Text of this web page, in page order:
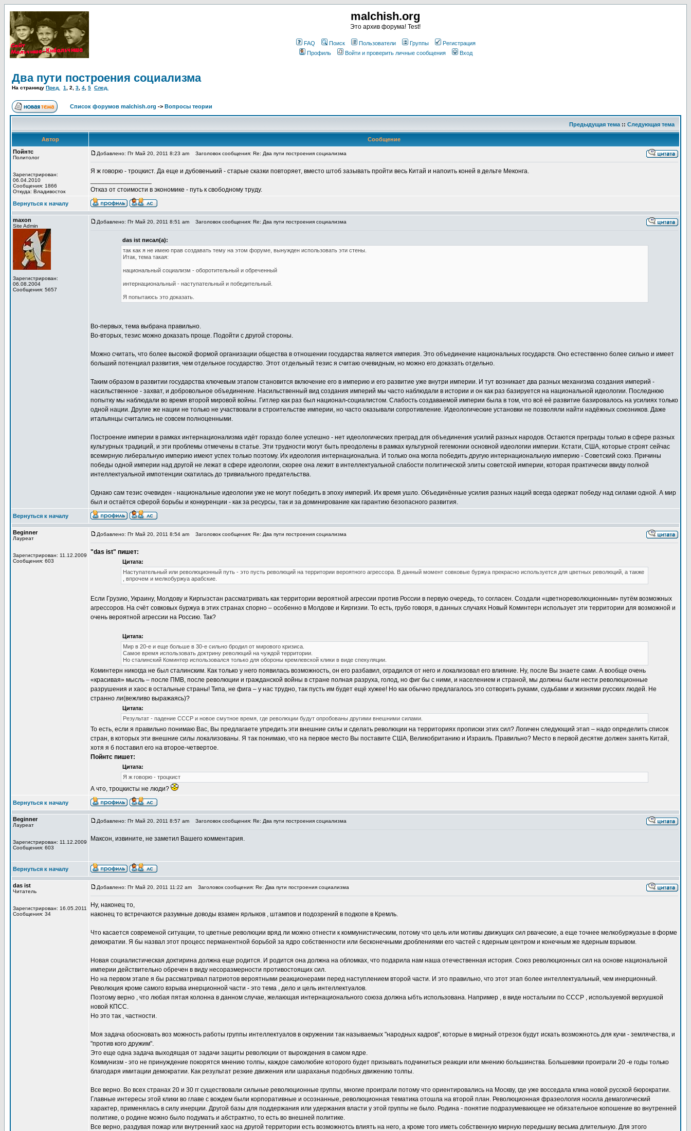
malchish.org
Это архив форума! Test!
FAQ Поиск Пользователи Группы
Регистрация
Профиль
Войти и проверить личные сообщения Вход
Два пути построения социализма
На страницу Пред. 1 2 3 4 5 След.
Список форумов malchish.org -> Вопросы теории
Предыдущая тема :: Следующая тема
Автор
Сообщение
Пойнтс
Политолог
Зарегистрирован:
06.04.2010
Сообщения: 1866
Откуда: Владивосток
Добавлено: Пт Май 20, 2011 8:23 am Заголовок сообщения: Re: Два пути построения социализма
Я ж говорю - троцкист. Да еще и дубовенький - старые сказки повторяет, вместо штоб зазывать пройти весь Китай и напоить коней в дельте Меконга.
Отказ от стоимости в экономике - путь к свободному труду.
Вернуться к началу
maxon
Site Admin
Зарегистрирован:
06.08.2004
Сообщения: 5657
Добавлено: Пт Май 20, 2011 8:51 am Заголовок сообщения: Re: Два пути построения социализма
das ist писал(а):
так как я не имею прав создавать тему на этом форуме, вынужден использовать эти стены.
Итак, тема такая:
национальный социализм - оборотительный и обреченный
интернациональный - наступательный и победительный.
Я попытаюсь это доказать.
Во-первых, тема выбрана правильно.
Во-вторых, тезис можно доказать проще. Подойти с другой стороны.
Можно считать, что более высокой формой организации общества в отношении государства является империя. Это объединение национальных государств. Оно естественно более сильно и имеет
больший потенциал развития, чем отдельное государство. Этот отдельный тезис я считаю очевидным, но можно его доказать отдельно.
Таким образом в развитии государства ключевым этапом становится включение его в империю и его развитие уже внутри империи. И тут возникает два разных механизма создания империй -
насильственное - захват, и добровольное объединение. Насильственный вид создания империй мы часто наблюдали в истории и он как раз базируется на национальной идеологии. Последнюю
попытку мы наблюдали во время второй мировой войны. Гитлер как раз был национал-социалистом. Слабость создаваемой империи была в том, что всё её развитие базировалось на усилиях только
одной нации. Другие же нации не только не участвовали в строительстве империи, но часто оказывали сопротивление. Идеологические установки не позволяли найти надёжных союзников. Даже
итальянцы считались не совсем полноценными.
Построение империи в рамках интернационализма идёт гораздо более успешно - нет идеологических преград для объединения усилий разных народов. Остаются преграды только в сфере разных
культурных традиций, и эти проблемы отмечены в статье. Эти трудности могут быть преодолены в рамках культурной гегемонии основной идеологии империи. Кстати, США, которые строят сейчас
всемирную либеральную империю имеют успех только поэтому. Их идеология интернациональна. И только она могла победить другую интернациональную империю - Советский союз. Причины
победы одной империи над другой не лежат в сфере идеологии, скорее она лежит в интеллектуальной слабости политической элиты советской империи, которая практически ввиду полной
интеллектуальной импотенции скатилась до тривиального предательства.
Однако сам тезис очевиден - национальные идеологии уже не могут победить в эпоху империй. Их время ушло. Объединённые усилия разных наций всегда одержат победу над силами одной. А мир
был и остаётся сферой борьбы и конкуренции - как за ресурсы, так и за доминирование как гарантию безопасного развития.
Вернуться к началу
Beginner
Лауреат
Зарегистрирован: 11.12.2009
Сообщения: 603
Добавлено: Пт Май 20, 2011 8:54 am Заголовок сообщения: Re: Два пути построения социализма
"das ist" пишет:
Цитата:
Наступательный или революционный путь - это пусть революций на территории вероятного агрессора. В данный момент совковые буржуа прекрасно используется для цветных революций, а также
, впрочем и мелкобуржуа арабские.
Если Грузию, Украину, Молдову и Киргызстан рассматривать как территории вероятной агрессии против России в первую очередь, то согласен. Создали «цветнореволюционным» путём возможных
агрессоров. На счёт совковых буржуа в этих странах спорно – особенно в Молдове и Киргизии. То есть, грубо говоря, в данных случаях Новый Коминтерн использует эти территории для возможной и
очень вероятной агрессии на Россию. Так?
Цитата:
Мир в 20-е и еще больше в 30-е сильно бродил от мирового кризиса.
Самое время использовать доктрину революций на чуждой территории.
Но сталинский Коминтер использовался только для обороны кремлевской клики в виде спекуляции.
Коминтерн никогда не был сталинским. Как только у него появилась возможность, он его разбавил, оградился от него и локализовал его влияние. Ну, после Вы знаете сами. А вообще очень
«красивая» мысль – после ПМВ, после революции и гражданской войны в стране полная разруха, голод, но фиг бы с ними, и населением и страной, мы должны были нести революционные
разрушения и хаос в остальные страны! Типа, не фига – у нас трудно, так пусть им будет ещё хужее! Но как обычно предлагалось это сотворить руками, судьбами и жизнями русских людей. Не
странно ли(вежливо выражаясь)?
Цитата:
Результат - падение СССР и новое смутное время, где революции будут опробованы другими внешними силами.
То есть, если я правильно понимаю Вас, Вы предлагаете упредить эти внешние силы и сделать революции на территориях прописки этих сил? Логичен следующий этап – надо определить список
стран, в которых эти внешние силы локализованы. Я так понимаю, что на первое место Вы поставите США, Великобританию и Израиль. Правильно? Место в первой десятке должен занять Китай,
хотя я б поставил его на второе-четвертое.
Пойнтс пишет:
Цитата:
Я ж говорю - троцкист
А что, троцкисты не люди?
Вернуться к началу
Beginner
Лауреат
Зарегистрирован: 11.12.2009
Сообщения: 603
Добавлено: Пт Май 20, 2011 8:57 am Заголовок сообщения: Re: Два пути построения социализма
Максон, извините, не заметил Вашего комментария.
Вернуться к началу
das ist
Читатель
Зарегистрирован: 16.05.2011
Сообщения: 34
Добавлено: Пт Май 20, 2011 11:22 am Заголовок сообщения: Re: Два пути построения социализма
Ну, наконец то,
наконец то встречаются разумные доводы взамен ярлыков , штампов и подозрений в подкопе в Кремль.
Что касается современой ситуации, то цветные революции вряд ли можно отнести к коммунистическим, потому что цель или мотивы движущих сил рваческие, а еще точнее мелкобуржуазые в форме
демократии. Я бы назвал этот процесс перманентной борьбой за ядро собственности или бесконечными дроблениями его частей с ядерным центром и конечным же ядерным взрывом.
Новая социалистическая доктирина должна еще родится. И родится она должна на обломках, что подарила нам наша отечественная история. Союз революционных сил на основе национальной
империи действительно обречен в виду несоразмерности противостоящих сил.
Но на первом этапе я бы рассматривал патриотов вероятными реакционерами перед наступлением второй части. И это правильно, что этот этап более интеллектуальный, чем инерционный.
Революция кроме самого взрыва инерционной части - это тема , дело и цель интеллектуалов.
Поэтому верно , что любая пятая колонна в данном случае, желающая интернационального союза должна ыбть использована. Например , в виде ностальгии по СССР , используемой верхушкой
новой КПСС.
Но это так , частности.
Моя задача обосновать воз можность работы группы интеллектуалов в окружении так называемых "народных кадров", которые в мирный отрезок будут искать возможнотсь для кучи - землячества, и
"против кого дружим".
Это еще одна задача выходящая от задачи защиты революции от вырождения в самом ядре.
Коммунизм - это не принуждение покорятся мнению толпы, каждое самолюбие которого будет призывать подчиниться реакции или мнению большинства. Большевики проиграли 20 -е годы только
благодаря имитации демократии. Как результат резкие движения или шараханья подобных движению толпы.
Все верно. Во всех странах 20 и 30 гг существовали сильные революционные группы, многие проиграли потому что ориентировались на Москву, где уже восседала клика новой русской бюрократии.
Главные интересы этой клики во главе с вождем были корпоративные и осознанные, революционная тематика отошла на второй план. Революционная фразеология носила демагогический
характер, применялась в силу инерции. Другой базы для поддержания или удержания власти у этой группы не было. Родина - понятие подразумевающее не обязательное копошение во внутренней
политике, о родине можно было подумать и абстрактно, то есть во внешней политике.
Все верно, раздувая пожар или внутренний хаос на другой территории есть возможнотсь влиять на него, а кроме того иметь собственную мирную передышку весьма длительную. Для этого